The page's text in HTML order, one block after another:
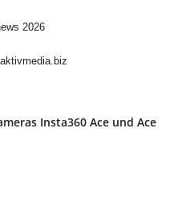
2026
Insta360 Ace und Ace